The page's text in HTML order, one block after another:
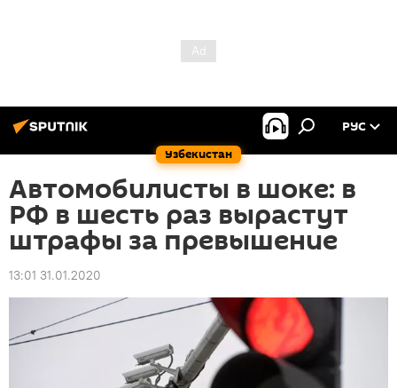
Узбекистан
РУС
Автомобилисты в шоке: в
РФ в шесть раз вырастут
штрафы за превышение
13:01 31.01.2020